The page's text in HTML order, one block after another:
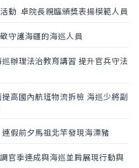
動  卓院長親臨頒獎表揚模範人員
守護海疆的海巡人員
巡辦理法治教育講習 提升官兵守法
高國內航班物流拆檢 海巡少將副
假前夕馬祖北竿發現海漂豬
官季連成與海巡並肩展現行動與